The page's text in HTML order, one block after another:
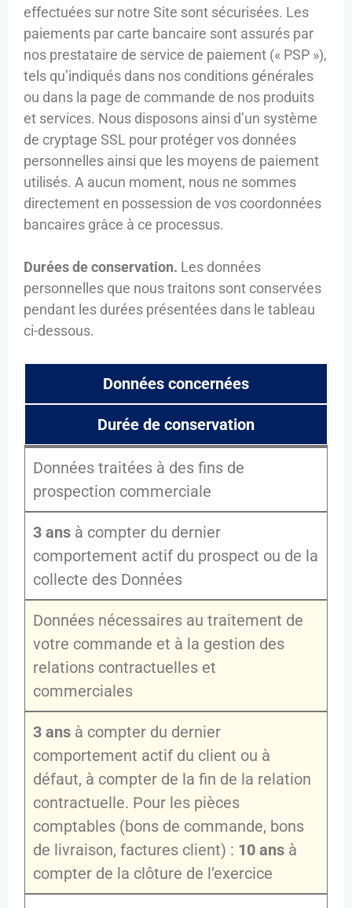
effectuées sur notre Site sont sécurisées. Les
paiements par carte bancaire sont assurés par
nos prestataire de service de paiement (« PSP »),
tels qu’indiqués dans nos conditions générales
ou dans la page de commande de nos produits
et services. Nous disposons ainsi d’un système
de cryptage SSL pour protéger vos données
personnelles ainsi que les moyens de paiement
utilisés. A aucun moment, nous ne sommes
directement en possession de vos coordonnées
bancaires grâce à ce processus.
Durées de conservation. Les données
personnelles que nous traitons sont conservées
pendant les durées présentées dans le tableau
ci-dessous.
Données concernées
Durée de conservation
Données traitées à des fins de
prospection commerciale
3 ans à compter du dernier
comportement actif du prospect ou de la
collecte des Données
Données nécessaires au traitement de
votre commande et à la gestion des
relations contractuelles et
commerciales
3 ans à compter du dernier
comportement actif du client ou à
défaut, à compter de la fin de la relation
contractuelle. Pour les pièces
comptables (bons de commande, bons
de livraison, factures client) : 10 ans à
compter de la clôture de l’exercice